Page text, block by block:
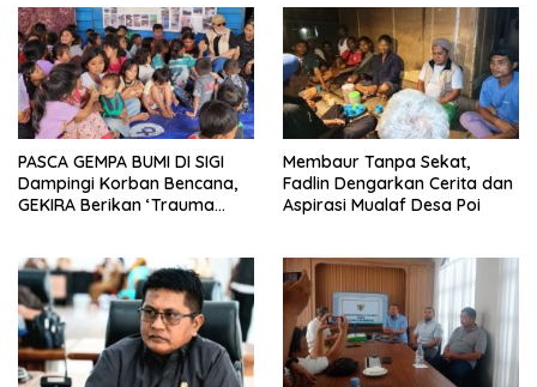
PASCA GEMPA BUMI DI SIGI
Dampingi Korban Bencana,
GEKIRA Berikan ‘Trauma
Membaur Tanpa Sekat,
Fadlin Dengarkan Cerita dan
Aspirasi Mualaf Desa Poi